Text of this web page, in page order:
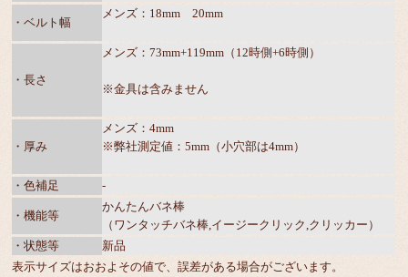
・ベルト幅
メンズ：18mm 20mm
・長さ
メンズ：73mm+119mm（12時側+6時側）
※金具は含みません
・厚み
メンズ：4mm
※弊社測定値：5mm（小穴部は4mm）
・色補足 -
・機能等
かんたんバネ棒
（ワンタッチバネ棒,イージークリック,クリッカー）
・状態等
新品
表示サイズはおおよその値で、誤差がある場合がございます。